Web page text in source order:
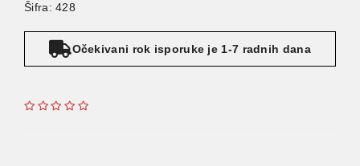
Šifra: 428
Očekivani rok isporuke je 1-7 radnih dana